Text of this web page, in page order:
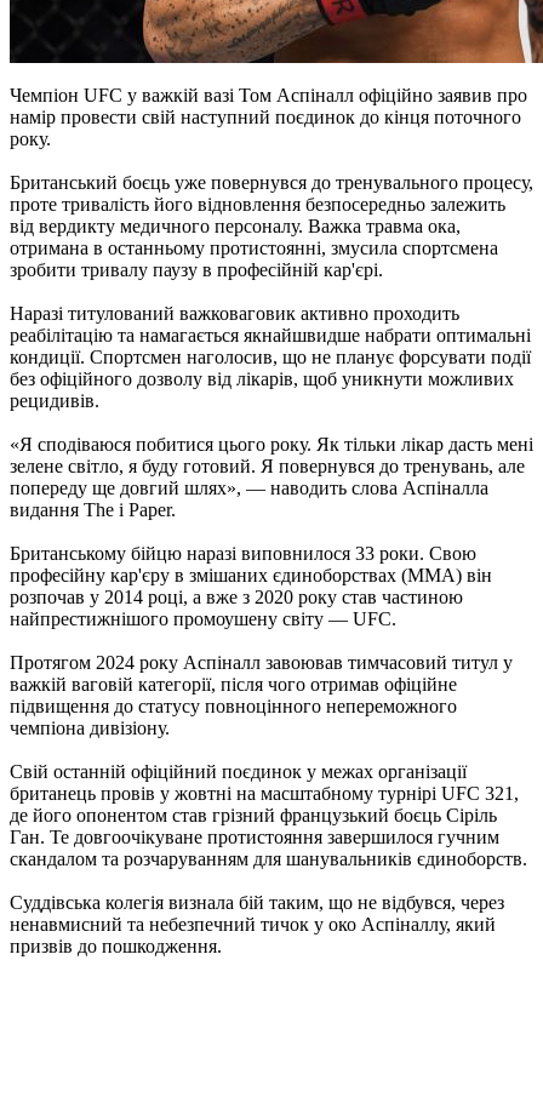
Чемпіон UFC у важкій вазі Том Аспіналл офіційно заявив про
намір провести свій наступний поєдинок до кінця поточного
року.
Британський боєць уже повернувся до тренувального процесу,
проте тривалість його відновлення безпосередньо залежить
від вердикту медичного персоналу. Важка травма ока,
отримана в останньому протистоянні, змусила спортсмена
зробити тривалу паузу в професійній кар'єрі.
Наразі титулований важковаговик активно проходить
реабілітацію та намагається якнайшвидше набрати оптимальні
кондиції. Спортсмен наголосив, що не планує форсувати події
без офіційного дозволу від лікарів, щоб уникнути можливих
рецидивів.
«Я сподіваюся побитися цього року. Як тільки лікар дасть мені
зелене світло, я буду готовий. Я повернувся до тренувань, але
попереду ще довгий шлях», — наводить слова Аспіналла
видання The i Paper.
Британському бійцю наразі виповнилося 33 роки. Свою
професійну кар'єру в змішаних єдиноборствах (ММА) він
розпочав у 2014 році, а вже з 2020 року став частиною
найпрестижнішого промоушену світу — UFC.
Протягом 2024 року Аспіналл завоював тимчасовий титул у
важкій ваговій категорії, після чого отримав офіційне
підвищення до статусу повноцінного непереможного
чемпіона дивізіону.
Свій останній офіційний поєдинок у межах організації
британець провів у жовтні на масштабному турнірі UFC 321,
де його опонентом став грізний французький боєць Сіріль
Ган. Те довгоочікуване протистояння завершилося гучним
скандалом та розчаруванням для шанувальників єдиноборств.
Суддівська колегія визнала бій таким, що не відбувся, через
ненавмисний та небезпечний тичок у око Аспіналлу, який
призвів до пошкодження.